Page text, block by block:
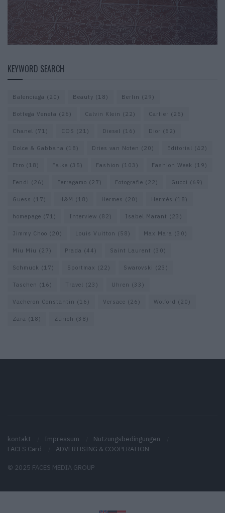
KEYWORD SEARCH
Balenciaga (20) Beauty (18) Berlin (29)
Bottega Veneta (26) Calvin Klein (22) Cartier (25)
Chanel (71) COS (21) Diesel (16) Dior (52)
Dolce & Gabbana (18) Dries van Noten (20) Editorial (42)
Etro (18) Falke (35) Fashion (103) Fashion Week (19)
Fendi (26) Ferragamo (27) Fotografie (22) Gucci (69)
Guess (17) H&M (18) Hermes (20) Hermès (18)
homepage (71) Interview (82) Isabel Marant (23)
Jimmy Choo (20) Louis Vuitton (58) Max Mara (30)
Miu Miu (27) Prada (44) Saint Laurent (30)
Schmuck (17) Sportmax (22) Swarovski (23)
Taschen (16) Travel (23) Uhren (33)
Vacheron Constantin (16) Versace (26) Wolford (20)
Zara (18) Zürich (38)
kontakt Impressum
Nutzungsbedingungen
FACES Card
ADVERTISING & COOPERATION
© 2025 FACES MEDIA GROUP